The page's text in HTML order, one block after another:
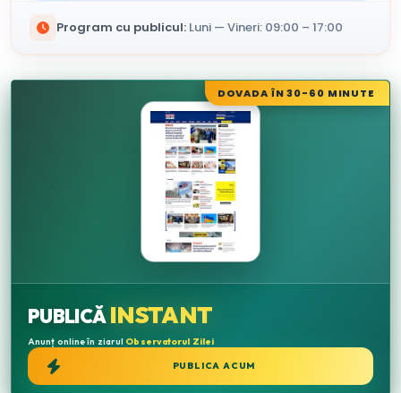
Program cu publicul: Luni — Vineri: 09:00 – 17:00
DOVADA ÎN 30-60 MINUTE
PUBLICĂINSTANT
Anunț online în ziarul Observatorul Zilei
PUBLICA ACUM